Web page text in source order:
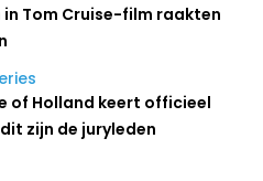
Tom Cruise-film raakten
of Holland keert officieel
zijn de juryleden